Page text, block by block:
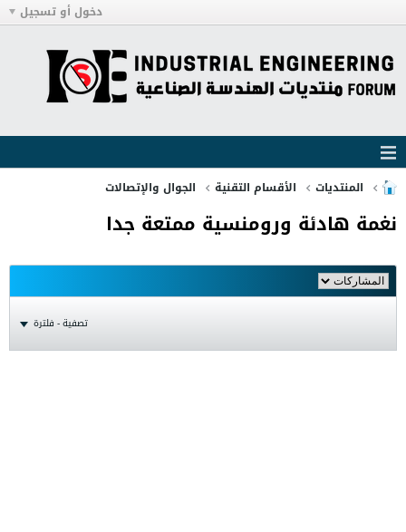
دخول أو تسجيل
المنتديات الأقسام التقنية الجوال والإتصالات
نغمة هادئة ورومنسية ممتعة جدا
تصفية - فلترة